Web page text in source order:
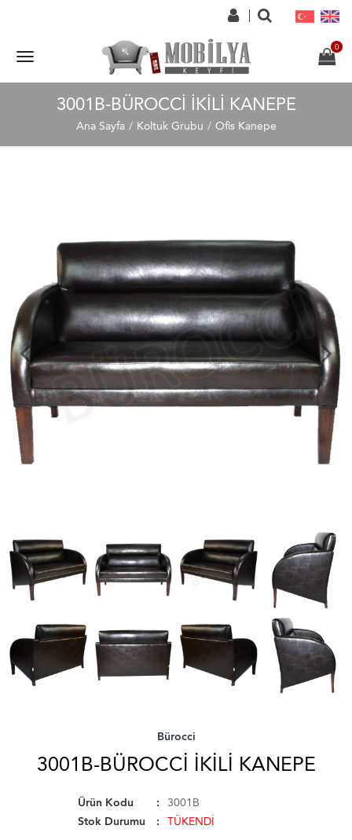
3001B-BÜROCCI İKILI KANEPE
Ana Sayfa Koltuk Grubu Ofis Kanepe
Bürocci
3001B-BÜROCCI İKILI KANEPE
Ürün Kodu
3001B
Stok Durumu
TÜKENDİ